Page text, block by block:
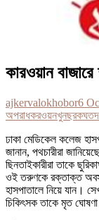
কারওয়ান
ajkervalokhobor6
অপরাধকরওয়নখুনছরকঘত
ঢাকা মেডিকেল কলেজ
জানান, পথচারীরা
ছিনতাইকারীরা তাকে
ওই তরুণকে রক্তাক্ত
হাসপাতালে নিয়ে যান।
চিকিৎসক তাকে মৃত